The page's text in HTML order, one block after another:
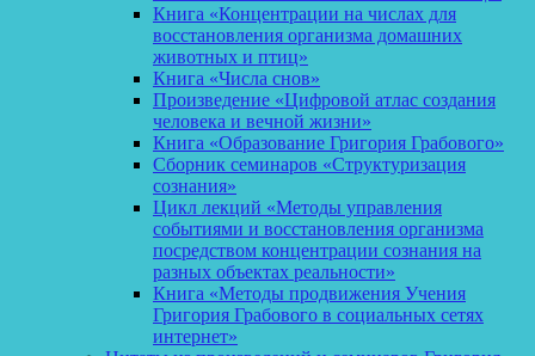
Книга «Концентрации на числах для
восстановления организма домашних
животных и птиц»
Книга «Числа снов»
Произведение «Цифровой атлас создания
человека и вечной жизни»
Книга «Образование Григория Грабового»
Сборник семинаров «Структуризация
сознания»
Цикл лекций «Методы управления
событиями и восстановления организма
посредством концентрации сознания на
разных объектах реальности»
Книга «Методы продвижения Учения
Григория Грабового в социальных сетях
интернет»